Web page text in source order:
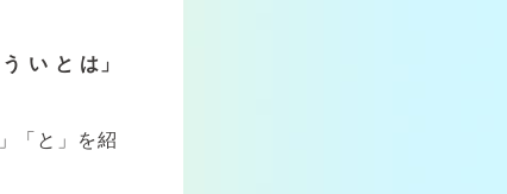
い と は」
「と」を紹